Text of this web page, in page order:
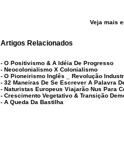
Veja mais
Artigos Relacionados
- O Positivismo & A Idéia De Progresso
- Neocolonialismo X Colonialismo
- O Pioneirismo Inglês _ Revolução
- 32 Maneiras De Se Escrever A Palavra
- Naturistas Europeus Viajarão Nus Para
- Crescimento Vegetativo & Transição
- A Queda Da Bastilha